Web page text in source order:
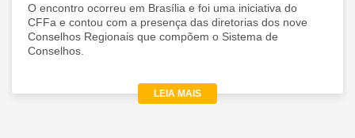
O encontro ocorreu em Brasília e foi uma iniciativa do
CFFa e contou com a presença das diretorias dos nove
Conselhos Regionais que compõem o Sistema de
Conselhos.
LEIA MAIS